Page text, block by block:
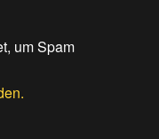
um Spam